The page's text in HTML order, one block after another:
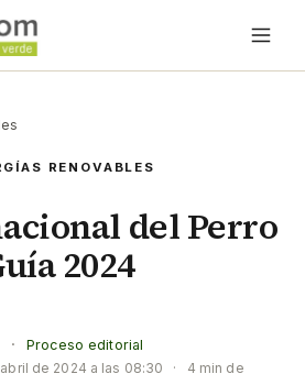
RENOVABLES
del Perro
2024
·
Proceso editorial
de 2024 a las 08:30 ·
4 min de